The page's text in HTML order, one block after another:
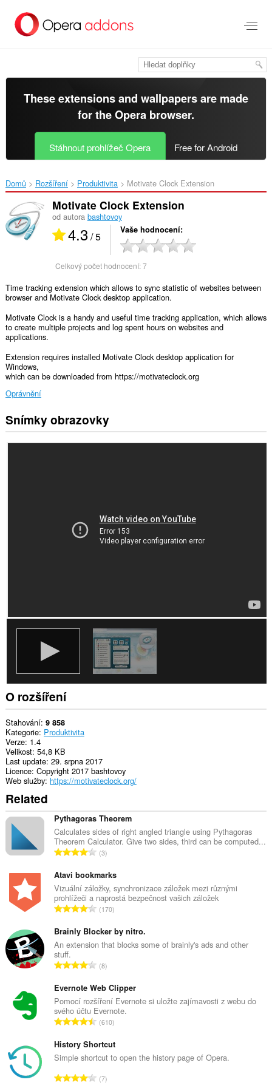
přímo
These extensions and wallpapers are made
for theOpera browser.
Stáhnout prohlížeč Opera Free for Android
Domů Rozšíření Produktivita Motivate Clock Extension‎
Motivate Clock Extension
od autora bashtovoy
4.3 / 5 Vaše hodnocení
Celkový počet hodnocení:7
Time tracking extension which allows to sync statistic of websites between
browser and Motivate Clock desktop application.
Motivate Clock is a handy and useful time tracking application, which allows
to create multiple projects and log spent hours on websites and
applications.
Extension requires installed Motivate Clock desktop application for
Windows,
which can be downloaded from https://motivateclock.org
Oprávnění
Toto
rozšíření
při
Snímky obrazovky
O rozšíření
Stahování 9 858
Kategorie Produktivita
Verze 1.4
Velikost 54,8 KB
Last update 29. srpna 2017
Licence Copyright 2017 bashtovoy
Web služby https://motivateclock.org/
Related
Pythagoras Theorem
Calculates sides of right angled triangle using Pythagoras
Theorem Calculator. Give two sides, third can be computed...
C
l
k
o
v
p
o
č
e
t
h
o
d
o
c
n
3
Atavi bookmarks
Vizuální záložky, synchronizace záložek mezi různými
prohlížeči a naprostá bezpečnost vašich záložek
C
l
k
v
p
o
č
e
t
h
d
170
Brainly Blocker by nitro.
An extension that blocks some of brainly's ads and other
stuff.
C
l
k
o
v
p
o
č
8
Evernote Web Clipper
Pomocí rozšíření Evernote si uložte zajímavosti z webu do
svého účtu Evernote.
C
l
k
v
610
History Shortcut
Simple shortcut to open the history page of Opera.
C7